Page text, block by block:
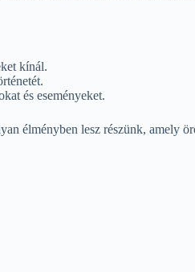
kínál.
és eseményeket.
élményben lesz részünk, amely